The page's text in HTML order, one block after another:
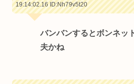
19:14:02.16ID:Nh79v5t20
バンバンするとボンネッ
夫かね